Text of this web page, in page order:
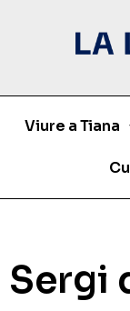
Viure a Tiana
Sergi